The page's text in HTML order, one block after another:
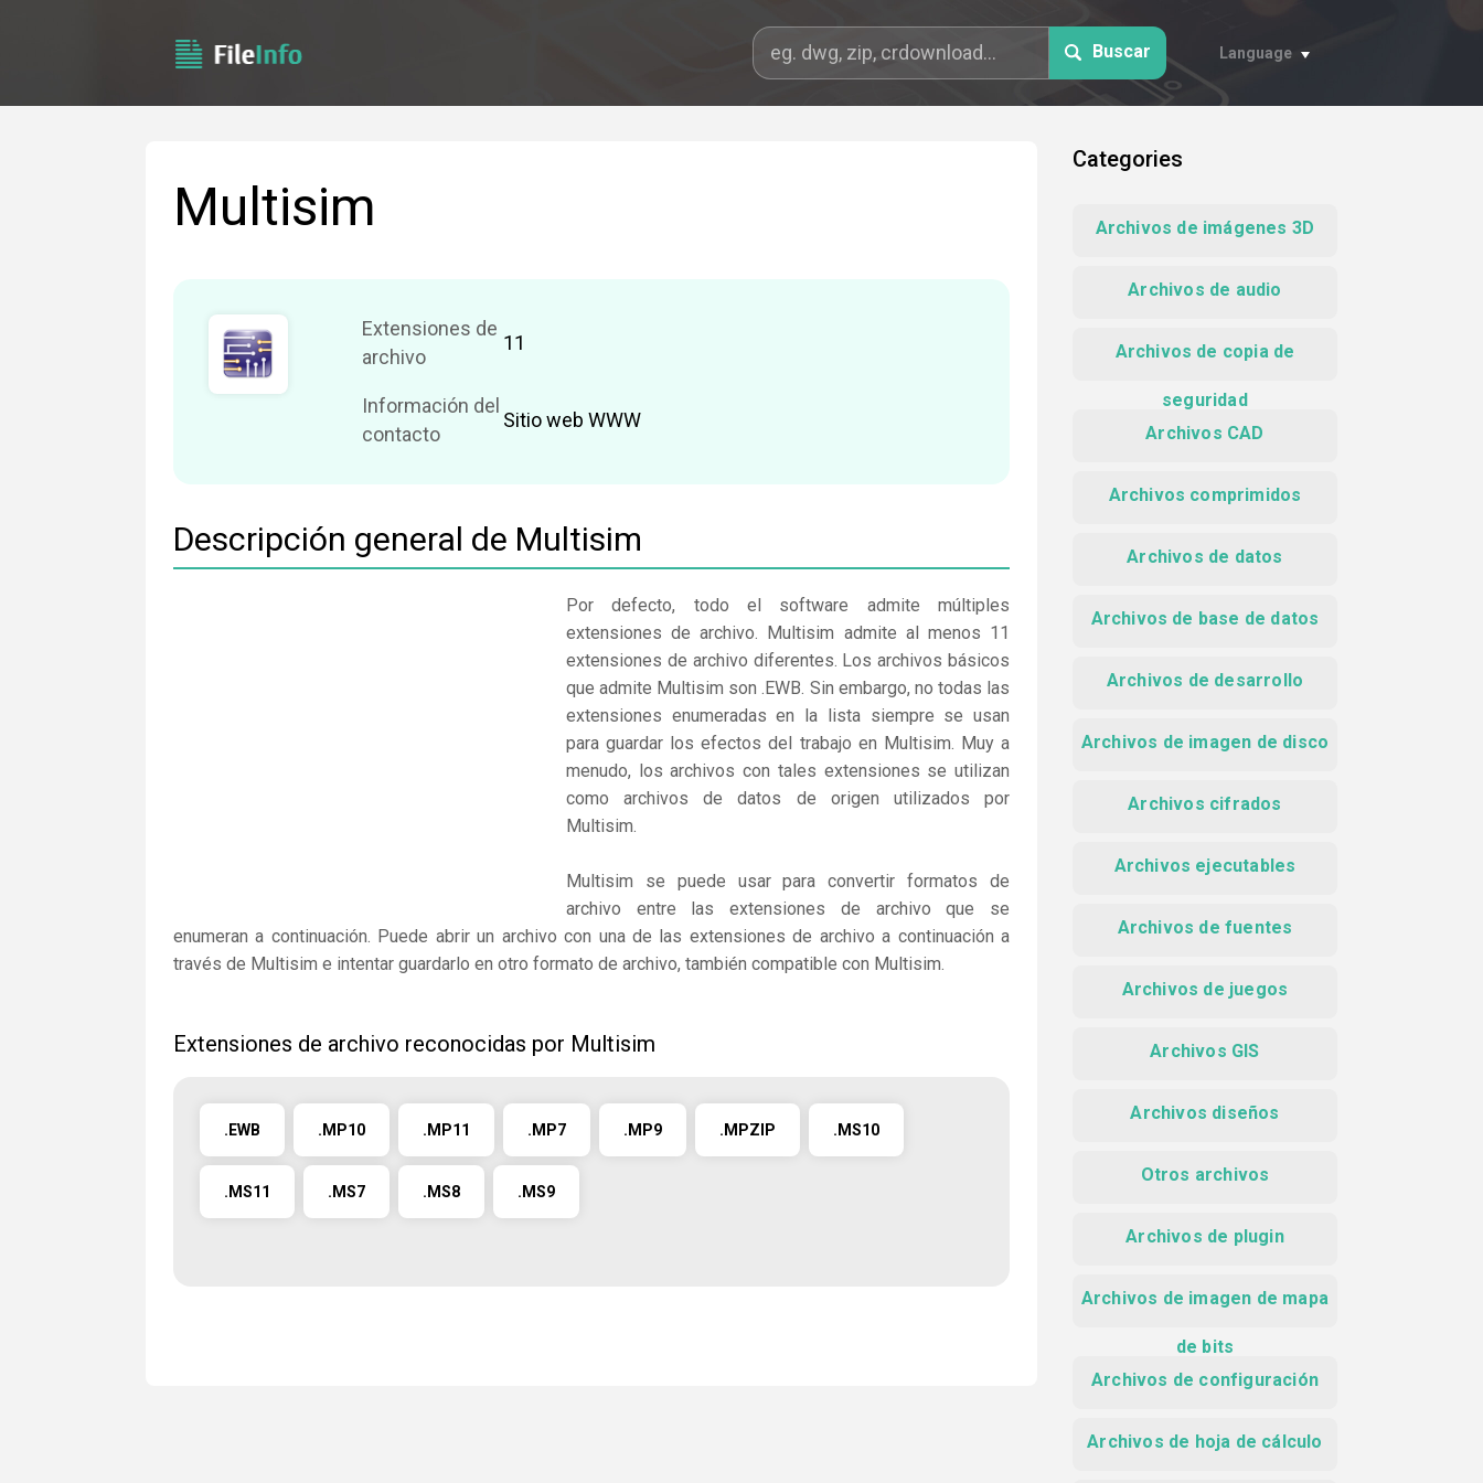
Buscar Language
Multisim
Extensiones de
archivo
11
Información del
contacto
Sitio web WWW
Descripción general de Multisim
Por defecto, todo el software admite múltiples
extensiones de archivo. Multisim admite al menos 11
extensiones de archivo diferentes. Los archivos básicos
que admite Multisim son .EWB. Sin embargo, no todas las
extensiones enumeradas en la lista siempre se usan
para guardar los efectos del trabajo en Multisim. Muy a
menudo, los archivos con tales extensiones se utilizan
como archivos de datos de origen utilizados por
Multisim.
Multisim se puede usar para convertir formatos de
archivo entre las extensiones de archivo que se
enumeran a continuación. Puede abrir un archivo con una de las extensiones de archivo a continuación a
través de Multisim e intentar guardarlo en otro formato de archivo, también compatible con Multisim.
Extensiones de archivo reconocidas por Multisim
.EWB .MP10 .MP11 .MP7 .MP9 .MPZIP .MS10
.MS11 .MS7 .MS8 .MS9
Categories
Archivos de imágenes 3D
Archivos de audio
Archivos de copia de
seguridad
Archivos CAD
Archivos comprimidos
Archivos de datos
Archivos de base de datos
Archivos de desarrollo
Archivos de imagen de disco
Archivos cifrados
Archivos ejecutables
Archivos de fuentes
Archivos de juegos
Archivos GIS
Archivos diseños
Otros archivos
Archivos de plugin
Archivos de imagen de mapa
de bits
Archivos de configuración
Archivos de hoja de cálculo